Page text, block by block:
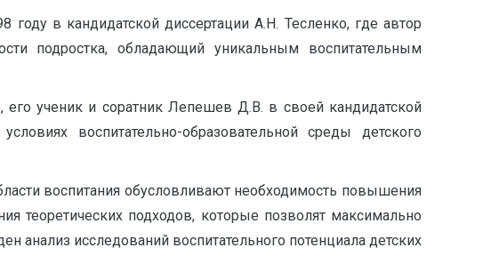
в кандидатской диссертации А.Н. Тесленко, где автор
подростка, обладающий уникальным воспитательным
ученик и соратник Лепешев Д.В. в своей кандидатской
воспитательно-образовательной среды детского
воспитания обусловливают необходимость повышения
теоретических подходов, которые позволят максимально
анализ исследований воспитательного потенциала детских